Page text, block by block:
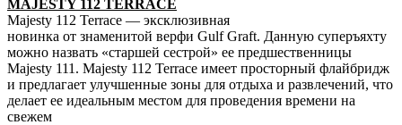
MAJESTY 112 TERRACE
Majesty 112 Terrace — эксклюзивная
новинка от знаменитой верфи Gulf Graft. Данную суперъяхту
можно назвать «старшей сестрой» ее предшественницы
Majesty 111. Majesty 112 Terrace имеет просторный флайбридж
и предлагает улучшенные зоны для отдыха и развлечений, что
делает ее идеальным местом для проведения времени на
свежем